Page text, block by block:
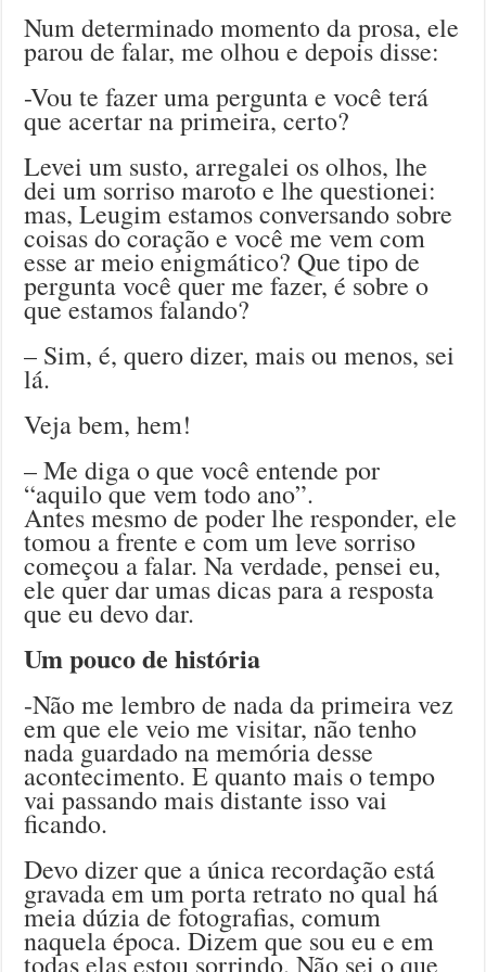
Num determinado momento da prosa, ele
parou de falar, me olhou e depois disse:
-Vou te fazer uma pergunta e você terá
que acertar na primeira, certo?
Levei um susto, arregalei os olhos, lhe
dei um sorriso maroto e lhe questionei:
mas, Leugim estamos conversando sobre
coisas do coração e você me vem com
esse ar meio enigmático? Que tipo de
pergunta você quer me fazer, é sobre o
que estamos falando?
– Sim, é, quero dizer, mais ou menos, sei
lá.
Veja bem, hem!
– Me diga o que você entende por
“aquilo que vem todo ano”.
Antes mesmo de poder lhe responder, ele
tomou a frente e com um leve sorriso
começou a falar. Na verdade, pensei eu,
ele quer dar umas dicas para a resposta
que eu devo dar.
Um pouco de história
-Não me lembro de nada da primeira vez
em que ele veio me visitar, não tenho
nada guardado na memória desse
acontecimento. E quanto mais o tempo
vai passando mais distante isso vai
ficando.
Devo dizer que a única recordação está
gravada em um porta retrato no qual há
meia dúzia de fotografias, comum
naquela época. Dizem que sou eu e em
todas elas estou sorrindo. Não sei o que